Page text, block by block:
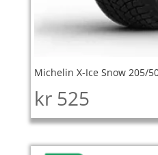
Michelin X-Ice Snow 205/
kr 525